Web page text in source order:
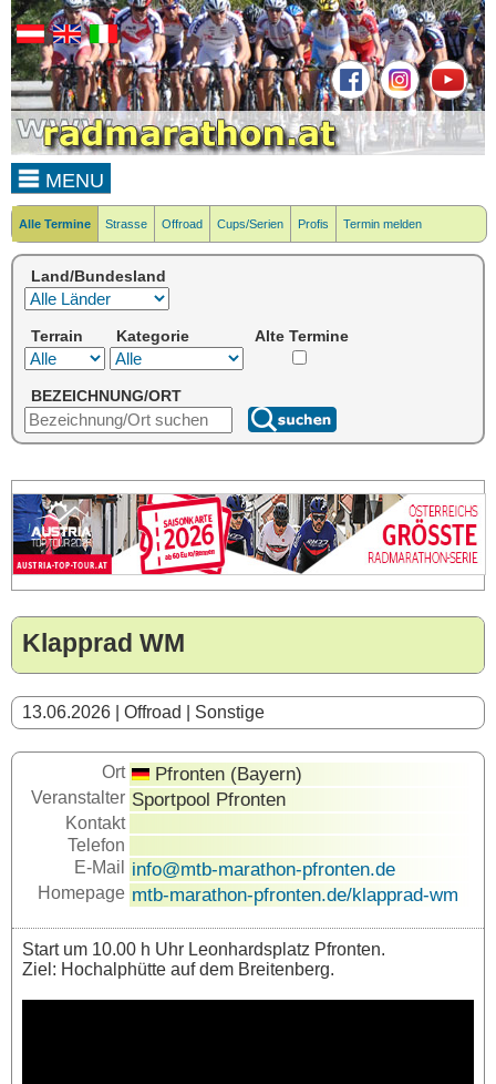
MENU
Alle Termine Strasse Offroad Cups/Serien Profis Termin melden
Land/Bundesland
Terrain Kategorie Alte Termine
BEZEICHNUNG/ORT
Klapprad WM
13.06.2026 | Offroad | Sonstige
Ort Pfronten (Bayern)
Veranstalter Sportpool Pfronten
Kontakt
Telefon
E-Mail
info@mtb-marathon-pfronten.de
Homepage mtb-marathon-pfronten.de/klapprad-wm
Start um 10.00 h Uhr Leonhardsplatz Pfronten.
Ziel: Hochalphütte auf dem Breitenberg.